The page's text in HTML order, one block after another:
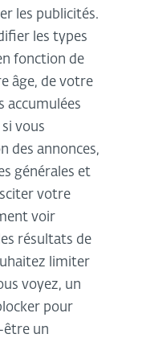
les publicités.
les types
fonction de
âge, de votre
accumulées
vous
des annonces,
générales et
votre
voir
résultats de
limiter
voyez, un
pour
un